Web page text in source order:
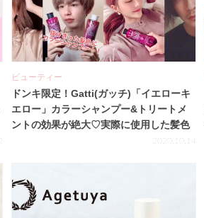
ビューティー
ドンキ限定！Gatti(ガッチ)「イエローキ
エロー」カラーシャンプー&トリートメ
ントの効果が絶大♡実際に使用した髪色
2020.10.14